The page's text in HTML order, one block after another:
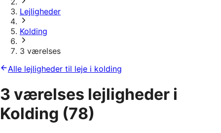
Lejligheder
Kolding
3 værelses
Alle lejligheder til leje i kolding
3 værelses lejligheder i
Kolding (78)